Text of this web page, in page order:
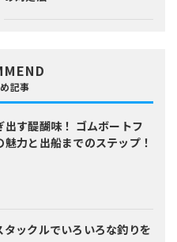
記事
す醍醐味！ ゴムボートフ
魅力と出船までのステップ！
タックルでいろいろな釣りを